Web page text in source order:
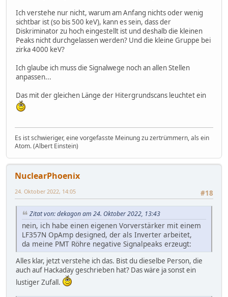
Ich verstehe nur nicht, warum am Anfang nichts oder wenig
sichtbar ist (so bis 500 keV), kann es sein, dass der
Diskriminator zu hoch eingestellt ist und deshalb die kleinen
Peaks nicht durchgelassen werden? Und die kleine Gruppe bei
zirka 4000 keV?
Ich glaube ich muss die Signalwege noch an allen Stellen
anpassen...
Das mit der gleichen Länge der Hitergrundscans leuchtet ein
Es ist schwieriger, eine vorgefasste Meinung zu zertrümmern, als ein
Atom. (Albert Einstein)
NuclearPhoenix
#18
24. Oktober 2022, 14:05
Zitat von: dekagon am 24. Oktober 2022, 13:43
nein, ich habe einen eigenen Vorverstärker mit einem
LF357N OpAmp designed, der als Inverter arbeitet,
da meine PMT Röhre negative Signalpeaks erzeugt:
Alles klar, jetzt verstehe ich das. Bist du dieselbe Person, die
auch auf Hackaday geschrieben hat? Das wäre ja sonst ein
lustiger Zufall.